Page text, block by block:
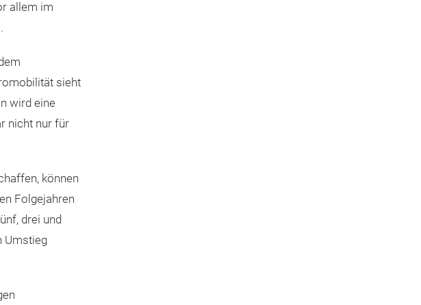
allem im
sieht
wird eine
nicht nur für
können
Folgejahren
drei und
Umstieg